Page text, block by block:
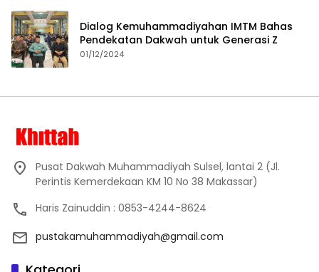
Dialog Kemuhammadiyahan IMTM Bahas
Pendekatan Dakwah untuk Generasi Z
01/12/2024
Pusat Dakwah Muhammadiyah Sulsel, lantai 2 (Jl.
Perintis Kemerdekaan KM 10 No 38 Makassar)
Haris Zainuddin : 0853-4244-8624
pustakamuhammadiyah@gmail.com